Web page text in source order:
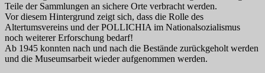
Teile der Sammlungen an sichere Orte verbracht werden.
Vor diesem Hintergrund zeigt sich, dass die Rolle des
Altertumsvereins und der POLLICHIA im Nationalsozialismus
noch weiterer Erforschung bedarf!
Ab 1945 konnten nach und nach die Bestände zurückgeholt werden
und die Museumsarbeit wieder aufgenommen werden.